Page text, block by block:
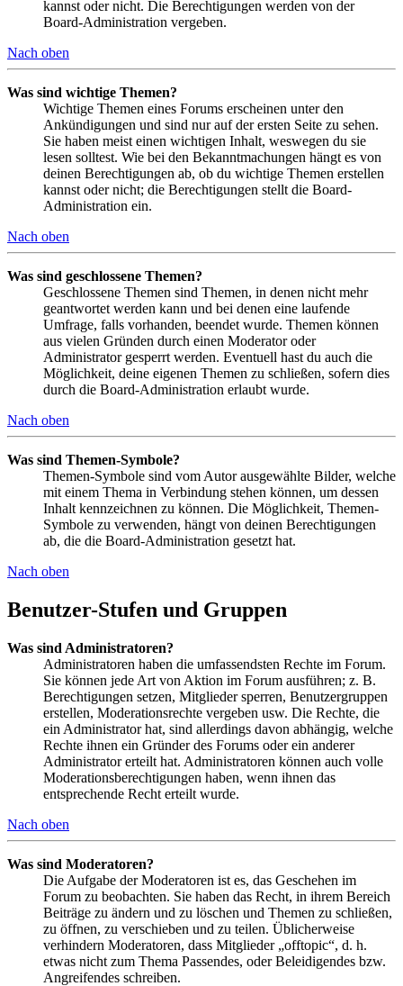
kannst oder nicht. Die Berechtigungen werden von der
Board-Administration vergeben.
Nach oben
Was sind wichtige Themen?
Wichtige Themen eines Forums erscheinen unter den
Ankündigungen und sind nur auf der ersten Seite zu sehen.
Sie haben meist einen wichtigen Inhalt, weswegen du sie
lesen solltest. Wie bei den Bekanntmachungen hängt es von
deinen Berechtigungen ab, ob du wichtige Themen erstellen
kannst oder nicht; die Berechtigungen stellt die Board-
Administration ein.
Nach oben
Was sind geschlossene Themen?
Geschlossene Themen sind Themen, in denen nicht mehr
geantwortet werden kann und bei denen eine laufende
Umfrage, falls vorhanden, beendet wurde. Themen können
aus vielen Gründen durch einen Moderator oder
Administrator gesperrt werden. Eventuell hast du auch die
Möglichkeit, deine eigenen Themen zu schließen, sofern dies
durch die Board-Administration erlaubt wurde.
Nach oben
Was sind Themen-Symbole?
Themen-Symbole sind vom Autor ausgewählte Bilder, welche
mit einem Thema in Verbindung stehen können, um dessen
Inhalt kennzeichnen zu können. Die Möglichkeit, Themen-
Symbole zu verwenden, hängt von deinen Berechtigungen
ab, die die Board-Administration gesetzt hat.
Nach oben
Benutzer-Stufen und Gruppen
Was sind Administratoren?
Administratoren haben die umfassendsten Rechte im Forum.
Sie können jede Art von Aktion im Forum ausführen; z. B.
Berechtigungen setzen, Mitglieder sperren, Benutzergruppen
erstellen, Moderationsrechte vergeben usw. Die Rechte, die
ein Administrator hat, sind allerdings davon abhängig, welche
Rechte ihnen ein Gründer des Forums oder ein anderer
Administrator erteilt hat. Administratoren können auch volle
Moderationsberechtigungen haben, wenn ihnen das
entsprechende Recht erteilt wurde.
Nach oben
Was sind Moderatoren?
Die Aufgabe der Moderatoren ist es, das Geschehen im
Forum zu beobachten. Sie haben das Recht, in ihrem Bereich
Beiträge zu ändern und zu löschen und Themen zu schließen,
zu öffnen, zu verschieben und zu teilen. Üblicherweise
verhindern Moderatoren, dass Mitglieder „offtopic“, d. h.
etwas nicht zum Thema Passendes, oder Beleidigendes bzw.
Angreifendes schreiben.